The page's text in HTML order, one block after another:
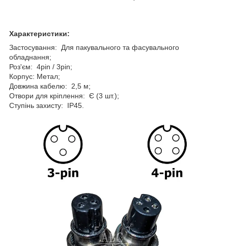
Характеристики:
Застосування: Для пакувального та фасувального
обладнання;
Роз'єм: 4pin / 3pin;
Корпус: Метал;
Довжина кабелю: 2,5 м;
Отвори для кріплення: Є (3 шт.);
Ступінь захисту: IP45.